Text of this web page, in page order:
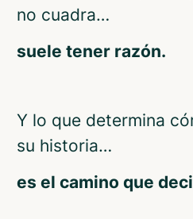
no cuadra…
suele tener razón.
Y lo que determina
su historia…
es el camino que